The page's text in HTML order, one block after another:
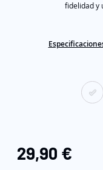
fidelidad y
29,90 €